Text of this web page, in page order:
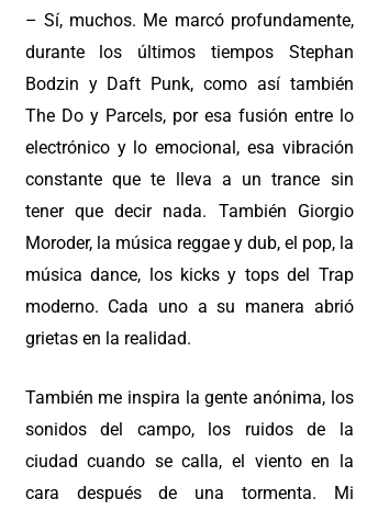
– Sí, muchos. Me marcó profundamente,
durante los últimos tiempos Stephan
Bodzin y Daft Punk, como así también
The Do y Parcels, por esa fusión entre lo
electrónico y lo emocional, esa vibración
constante que te lleva a un trance sin
tener que decir nada. También Giorgio
Moroder, la música reggae y dub, el pop, la
música dance, los kicks y tops del Trap
moderno. Cada uno a su manera abrió
grietas en la realidad.
También me inspira la gente anónima, los
sonidos del campo, los ruidos de la
ciudad cuando se calla, el viento en la
cara después de una tormenta. Mi